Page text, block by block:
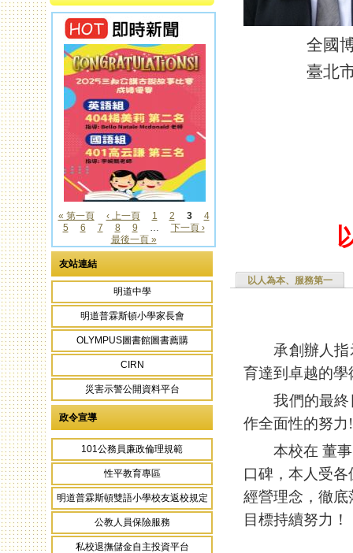
頁面
« 第一頁 ‹ 上一頁 1 2 3
4
5
6 7 8 9 …
下一頁 ›
最後一頁 »
友站連結
明道中學
明道普霖斯頓小學家長會
OLYMPUS圖書館圖書薦購
CIRN
災害示警公開資料平台
政令宣導
101公務員廉政倫理規範
性平教育專區
明道普霖斯頓雙語小學校友返校規定
公教人員保險服務
私校退撫儲金自主投資平台
全國
臺北
以人為本、服務第一
承創辦人指示
育達到卓越的學
我們的最終目
作全面性的努力
本校在 董事
口碑，本人受
經營理念，徹
目標持續努力！